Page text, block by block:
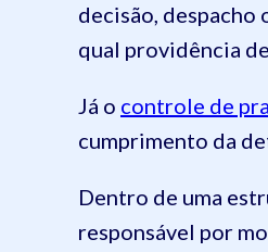
decisão,
qual providência
Já o controle de
cumprimento da
Dentro de uma
responsável por